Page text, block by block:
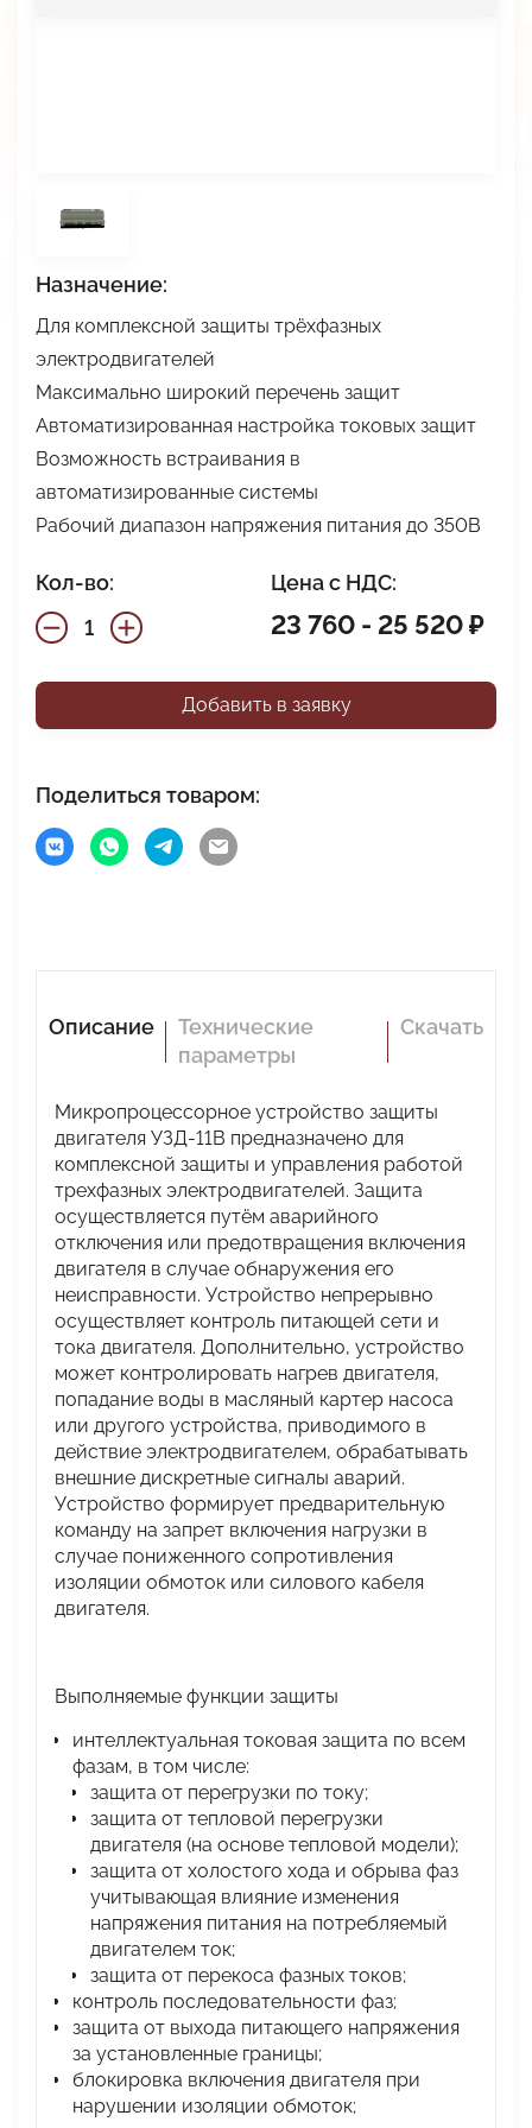
Импортозамещение
Вакансии
Назначение:
Для комплексной защиты трёхфазных
электродвигателей
Максимально широкий перечень защит
Автоматизированная настройка токовых защит
Возможность встраивания в
автоматизированные системы
Рабочий диапазон напряжения питания до 350В
Кол-во: Цена с НДС:
23 760 - 25 520 ₽
Добавить в заявку
Поделиться товаром:
Описание
Технические
параметры
Скачать
Микропроцессорное устройство защиты
двигателя УЗД-11В предназначено для
комплексной защиты и управления работой
трехфазных электродвигателей. Защита
осуществляется путём аварийного
отключения или предотвращения включения
двигателя в случае обнаружения его
неисправности. Устройство непрерывно
осуществляет контроль питающей сети и
тока двигателя. Дополнительно, устройство
может контролировать нагрев двигателя,
попадание воды в масляный картер насоса
или другого устройства, приводимого в
действие электродвигателем, обрабатывать
внешние дискретные сигналы аварий.
Устройство формирует предварительную
команду на запрет включения нагрузки в
случае пониженного сопротивления
изоляции обмоток или силового кабеля
двигателя.
Выполняемые функции защиты
интеллектуальная токовая защита по всем
фазам, в том числе:
защита от перегрузки по току;
защита от тепловой перегрузки
двигателя (на основе тепловой модели);
защита от холостого хода и обрыва фаз
учитывающая влияние изменения
напряжения питания на потребляемый
двигателем ток;
защита от перекоса фазных токов;
контроль последовательности фаз;
защита от выхода питающего напряжения
за установленные границы;
блокировка включения двигателя при
нарушении изоляции обмоток;